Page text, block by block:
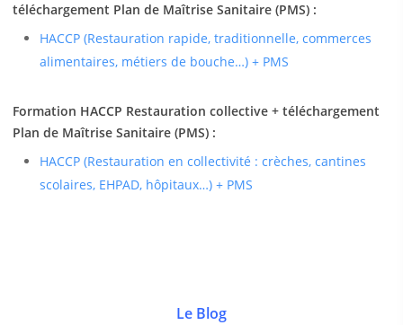
téléchargement Plan de Maîtrise Sanitaire (PMS) :
HACCP (Restauration rapide, traditionnelle, commerces
alimentaires, métiers de bouche…) + PMS
Formation HACCP Restauration collective + téléchargement
Plan de Maîtrise Sanitaire (PMS) :
HACCP (Restauration en collectivité : crèches, cantines
scolaires, EHPAD, hôpitaux…) + PMS
Le Blog